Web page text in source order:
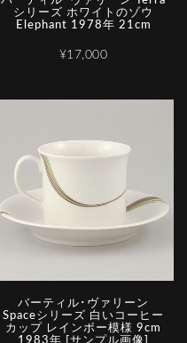
シリーズ ホワイトのゾウ
Elephant 1978年 21cm
¥17,000
バーティル･ヴァリーン
Spaceシリーズ 白いコーヒー
カップ レインボー模様 9cm